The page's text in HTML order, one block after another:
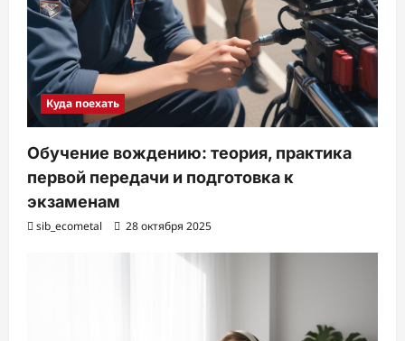
Куда поехать
Обучение вождению: теория, практика
первой передачи и подготовка к
экзаменам
sib_ecometal 28 октября 2025